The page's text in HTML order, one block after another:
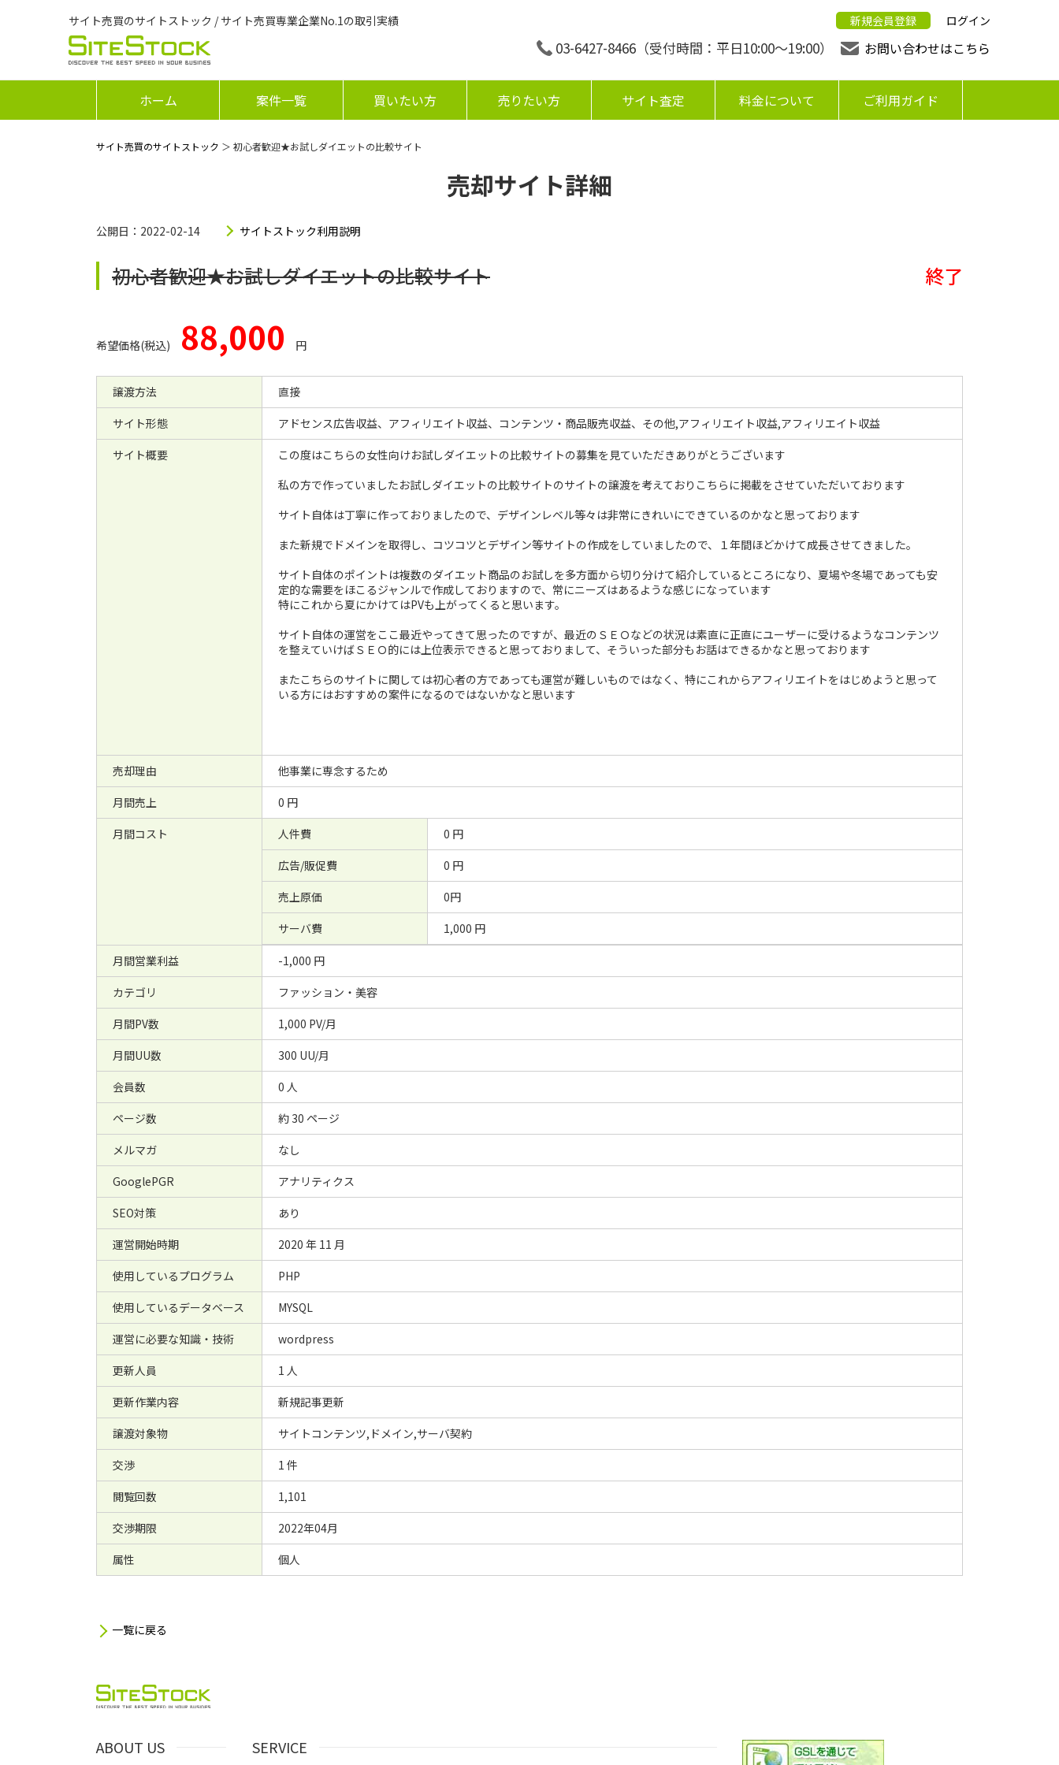
サイト売買のサイトストック / サイト売買専業企業No.1の取引実績 新規会員登録 ログイン
03-6427-8466 （受付時間：平日10:00〜19:00） お問い合わせはこちら
ホーム 案件一覧 買いたい方 売りたい方 サイト査定 料金について ご利用ガイド
サイト売買のサイトストック ＞ 初心者歓迎★お試しダイエットの比較サイト
売却サイト詳細
公開日：2022-02-14 サイトストック利用説明
初心者歓迎★お試しダイエットの比較サイト 終了
希望価格(税込) 88,000 円
譲渡方法
直接
サイト形態
アドセンス広告収益、アフィリエイト収益、コンテンツ・商品販売収益、その他,アフィリエイト収益,アフィリエイト収益
サイト概要
この度はこちらの女性向けお試しダイエットの比較サイトの募集を見ていただきありがとうございます
私の方で作っていましたお試しダイエットの比較サイトのサイトの譲渡を考えておりこちらに掲載をさせていただいております
サイト自体は丁寧に作っておりましたので、デザインレベル等々は非常にきれいにできているのかなと思っております
また新規でドメインを取得し、コツコツとデザイン等サイトの作成をしていましたので、１年間ほどかけて成長させてきました。
サイト自体のポイントは複数のダイエット商品のお試しを多方面から切り分けて紹介しているところになり、夏場や冬場であっても安
定的な需要をほこるジャンルで作成しておりますので、常にニーズはあるような感じになっています
特にこれから夏にかけてはPVも上がってくると思います。
サイト自体の運営をここ最近やってきて思ったのですが、最近のＳＥＯなどの状況は素直に正直にユーザーに受けるようなコンテンツ
を整えていけばＳＥＯ的には上位表示できると思っておりまして、そういった部分もお話はできるかなと思っております
またこちらのサイトに関しては初心者の方であっても運営が難しいものではなく、特にこれからアフィリエイトをはじめようと思って
いる方にはおすすめの案件になるのではないかなと思います
売却理由
他事業に専念するため
月間売上
0 円
月間コスト
人件費
0 円
広告/販促費
0 円
売上原価
0円
サーバ費
1,000 円
月間営業利益
-1,000 円
カテゴリ
ファッション・美容
月間PV数
1,000 PV/月
月間UU数
300 UU/月
会員数
0 人
ページ数
約 30 ページ
メルマガ
なし
GooglePGR
アナリティクス
SEO対策
あり
運営開始時期
2020 年 11 月
使用しているプログラム
PHP
使用しているデータベース
MYSQL
運営に必要な知識・技術
wordpress
更新人員
1 人
更新作業内容
新規記事更新
譲渡対象物
サイトコンテンツ,ドメイン,サーバ契約
交渉
1 件
閲覧回数
1,101
交渉期限
2022年04月
属性
個人
一覧に戻る
ABOUT US SERVICE